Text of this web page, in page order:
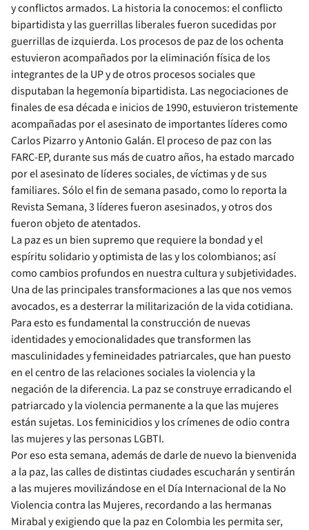
y conflictos armados. La historia la conocemos: el conflicto
bipartidista y las guerrillas liberales fueron sucedidas por
guerrillas de izquierda. Los procesos de paz de los ochenta
estuvieron acompañados por la eliminación física de los
integrantes de la UP y de otros procesos sociales que
disputaban la hegemonía bipartidista. Las negociaciones de
finales de esa década e inicios de 1990, estuvieron tristemente
acompañadas por el asesinato de importantes líderes como
Carlos Pizarro y Antonio Galán. El proceso de paz con las
FARC-EP, durante sus más de cuatro años, ha estado marcado
por el asesinato de líderes sociales, de víctimas y de sus
familiares. Sólo el fin de semana pasado, como lo reporta la
Revista Semana, 3 líderes fueron asesinados, y otros dos
fueron objeto de atentados.
La paz es un bien supremo que requiere la bondad y el
espíritu solidario y optimista de las y los colombianos; así
como cambios profundos en nuestra cultura y subjetividades.
Una de las principales transformaciones a las que nos vemos
avocados, es a desterrar la militarización de la vida cotidiana.
Para esto es fundamental la construcción de nuevas
identidades y emocionalidades que transformen las
masculinidades y femineidades patriarcales, que han puesto
en el centro de las relaciones sociales la violencia y la
negación de la diferencia. La paz se construye erradicando el
patriarcado y la violencia permanente a la que las mujeres
están sujetas. Los feminicidios y los crímenes de odio contra
las mujeres y las personas LGBTI.
Por eso esta semana, además de darle de nuevo la bienvenida
a la paz, las calles de distintas ciudades escucharán y sentirán
a las mujeres movilizándose en el Día Internacional de la No
Violencia contra las Mujeres, recordando a las hermanas
Mirabal y exigiendo que la paz en Colombia les permita ser,